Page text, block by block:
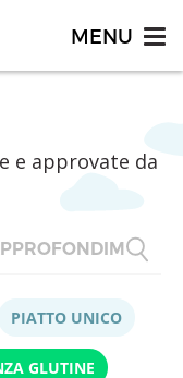
e approvate da
PIATTO UNICO
GLUTINE